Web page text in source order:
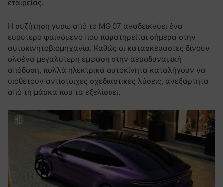
εταιρείας.
Η συζήτηση γύρω από το MG 07 αναδεικνύει ένα
ευρύτερο φαινόμενο που παρατηρείται σήμερα στην
αυτοκινητοβιομηχανία. Καθώς οι κατασκευαστές δίνουν
ολοένα μεγαλύτερη έμφαση στην αεροδυναμική
απόδοση, πολλά ηλεκτρικά αυτοκίνητα καταλήγουν να
υιοθετούν αντίστοιχες σχεδιαστικές λύσεις, ανεξάρτητα
από τη μάρκα που τα εξελίσσει.